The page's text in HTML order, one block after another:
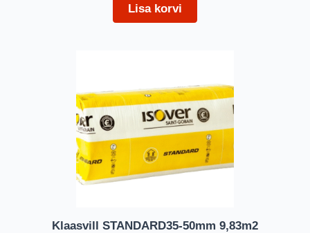
Lisa korvi
Klaasvill STANDARD35-50mm 9,83m2